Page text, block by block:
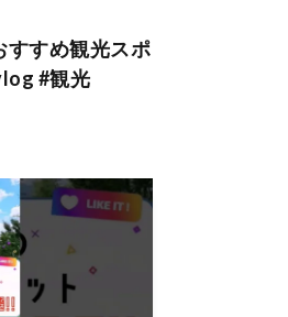
すすめ観光スポ
#観光